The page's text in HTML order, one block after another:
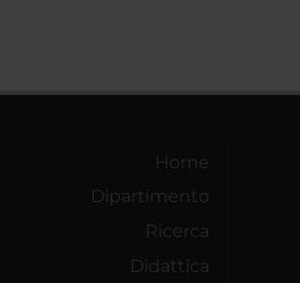
Home
Dipartimento
Ricerca
Didattica